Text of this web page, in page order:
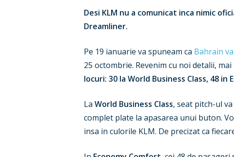
Desi KLM nu a comunicat inca nimic
Dreamliner.
Pe 19 ianuarie va spuneam ca Bahrain
25 octombrie. Revenim cu noi detalii,
locuri: 30 la World Business Class, 48 in
La World Business Class, seat pitch-ul
complet plate la apasarea unui buton.
insa in culorile KLM. De precizat ca